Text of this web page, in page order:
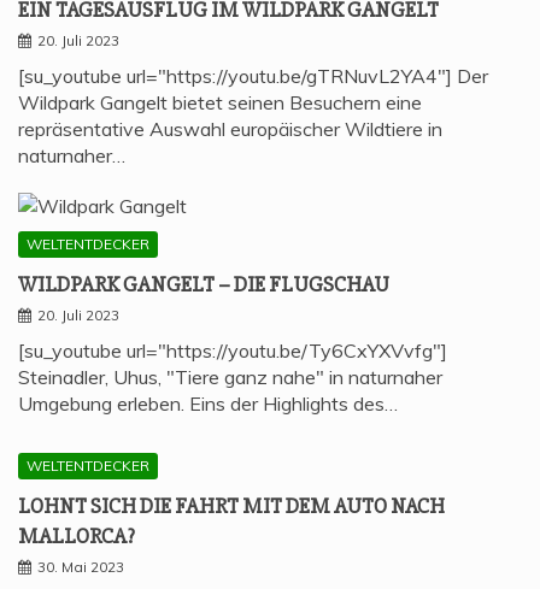
EIN TAGES­AUS­FLUG IM WILD­PARK GANGELT
20. Juli 2023
[su_youtube url="https://youtu.be/gTRNuvL2YA4"] Der
Wildpark Gangelt bietet seinen Besuchern eine
repräsentative Auswahl europäischer Wildtiere in
naturnaher…
WELTENTDECKER
WILD­PARK GAN­GELT – DIE FLUGSCHAU
20. Juli 2023
[su_youtube url="https://youtu.be/Ty6CxYXVvfg"]
Steinadler, Uhus, "Tiere ganz nahe" in naturnaher
Umgebung erleben. Eins der Highlights des…
WELTENTDECKER
LOHNT SICH DIE FAHRT MIT DEM AUTO NACH
MALLORCA?
30. Mai 2023